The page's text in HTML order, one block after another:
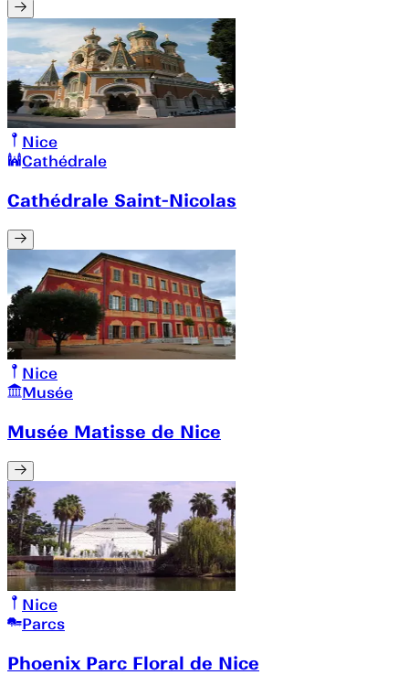
Nice
Cathédrale
Cathédrale Saint-Nicolas
Nice
Musée
Musée Matisse de Nice
Nice
Parcs
Phoenix Parc Floral de Nice